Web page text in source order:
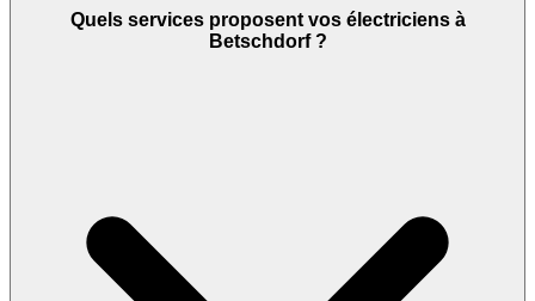
Quels services proposent vos électriciens à
Betschdorf ?